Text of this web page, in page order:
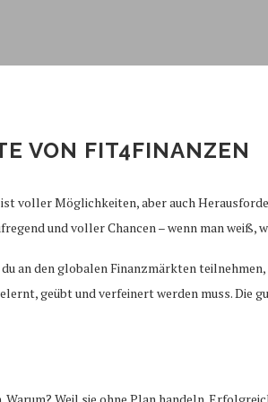
VON FIT4FINANZEN
voller Möglichkeiten, aber auch
und voller Chancen – wenn man weiß,
an den globalen Finanzmärkten
geübt und verfeinert werden muss. Die
Weil sie ohne Plan handeln.